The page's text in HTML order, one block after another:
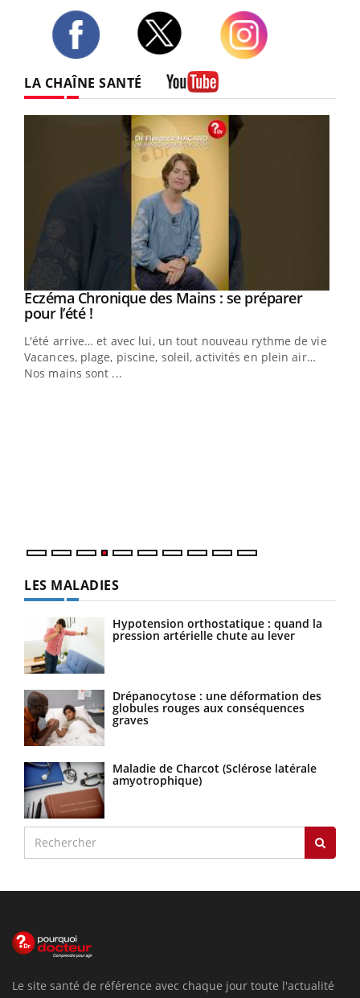
LA CHAÎNE SANTÉ
Youtube
Eczéma Chronique des Mains : se préparer
pour l’été !Youtube
L'été arrive… et avec lui, un tout nouveau rythme de vie !
Vacances, plage, piscine, soleil, activités en plein air…
Nos mains sont ...
LES MALADIES
Hypotension orthostatique : quand la
pression artérielle chute au lever
Drépanocytose : une déformation des
globules rouges aux conséquences
graves
Maladie de Charcot (Sclérose latérale
amyotrophique)
Le site santé de référence avec chaque jour toute l'actualité